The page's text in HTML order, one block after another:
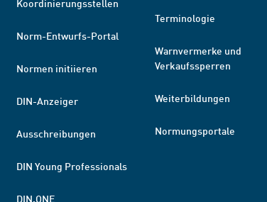
Koordinierungsstellen
Norm-Entwurfs-Portal
Normen initiieren
DIN-Anzeiger
Ausschreibungen
DIN Young Professionals
DIN.ONE
Terminologie
Warnvermerke und
Verkaufssperren
Weiterbildungen
Normungsportale